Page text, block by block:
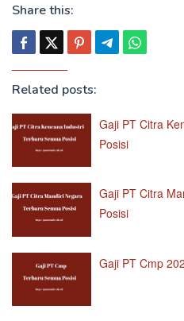
Share this:
Related posts:
Gaji PT Citra
Posisi
Gaji PT Citra
Posisi
Gaji PT Cmp